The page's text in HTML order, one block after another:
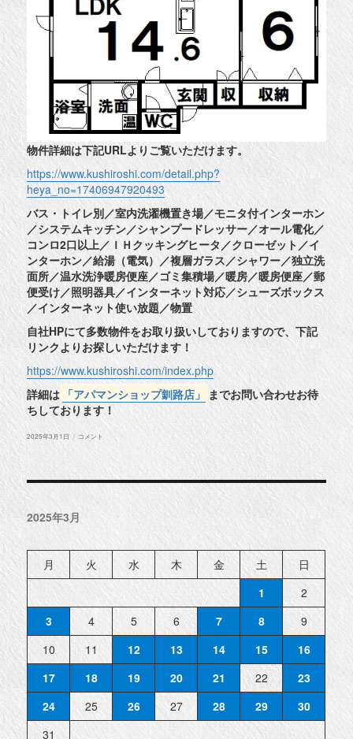
物件詳細は下記URLよりご覧いただけます。
https://www.kushiroshi.com/detail.php?
heya_no=17406947920493
バス・トイレ別／室内洗濯機置き場／モニタ付インターホン
／システムキッチン／シャンプードレッサー／オール電化／
コンロ2口以上／ＩＨクッキングヒータ／クローゼット／イ
ンターホン／給湯（電気）／複層ガラス／シャワー／独立洗
面所／温水洗浄暖房便座／ゴミ集積場／暖房／暖房便座／郵
便受け／照明器具／インターネット対応／シューズボックス
／インターネット使い放題／物置
自社HPにて多数物件をお取り扱いしておりますので、下記
リンクよりお探しいただけます！
https://www.kushiroshi.com/index.php
詳細は 「アパマンショップ釧路店」
までお問い合わせお待
ちしております！
投
稿
2025年3月1日
◆
コメント
2025年3月
月 火 水 木 金 土
日
1
2
3
4 5 6 7 8
9
10
11 12 13 14 15
16
17
18 19 20 21 22
23
24
25 26 27 28 29
30
31